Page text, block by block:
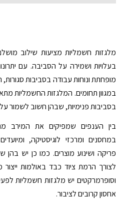
מלגזות חשמליות מציעות שילוב
בעלויות ושמירה על הסביבה. עם
מופחתת ונוחות עבודה בסביבות סגורות,
במגוון תחומים. המלגזות החשמליות
בסביבות פנימיות, שבהן חשוב לשמור על
בין הענפים שמפיקים את המירב
במחסנים ומרכזי לוגיסטיקה,
פריקה ושינוע מוצרים. כמו כן יש
לצורך הרמת ציוד כבד באולמות
וסופרמרקטים יש מלגזות חשמליות
אחסון קרובים לציבור.